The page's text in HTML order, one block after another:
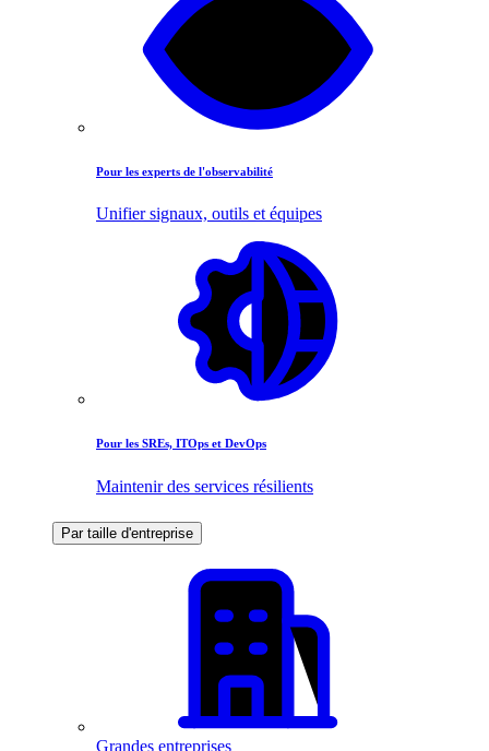
Pour les experts de l'observabilité
Unifier signaux, outils et équipes
Pour les SREs, ITOps et DevOps
Maintenir des services résilients
Par taille d'entreprise
Grandes entreprises